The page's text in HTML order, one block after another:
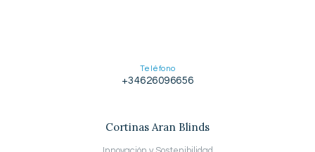
Teléfono
+34626096656
Cortinas Aran Blinds